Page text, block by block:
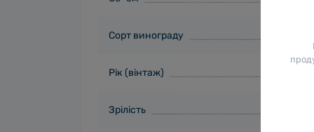
Сорт винограду
Рік (вінтаж)
Зрілість